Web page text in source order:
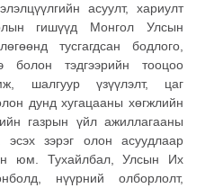
асуулт, хариулт
гишүүд Монгол Улсын
тусгагдсан бодлого,
болон тэдгээрийн тооцоо
шалгуур үзүүлэлт, цаг
дунд хугацааны хөгжлийн
газрын үйл ажиллагааны
эсэх зэрэг олон асуудлаар
юм. Тухайлбал, Улсын Их
нүүрний олборлолт,